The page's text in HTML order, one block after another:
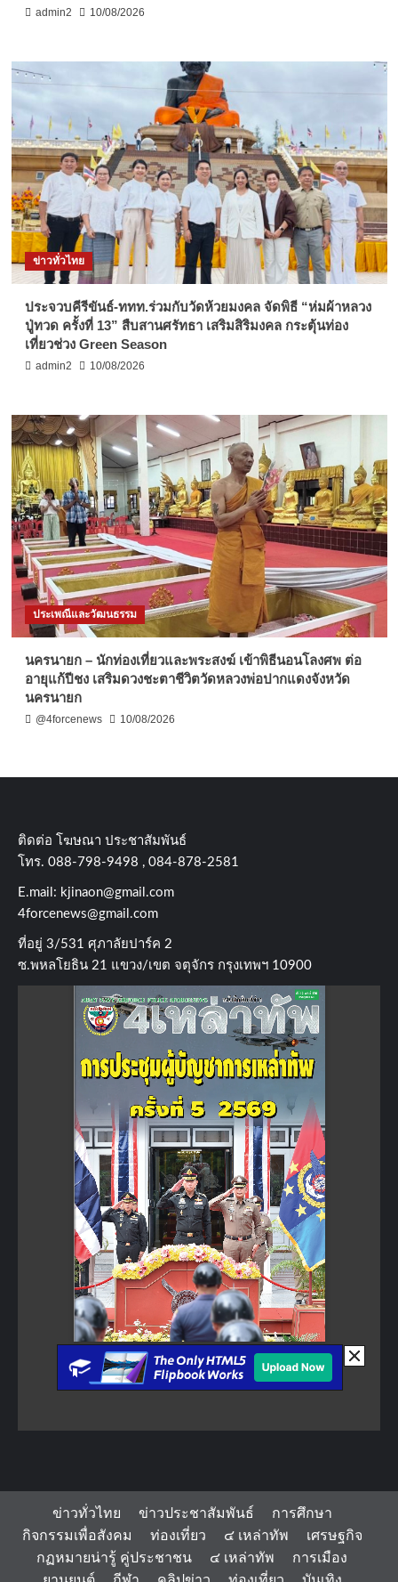
admin2 10/08/2026
ข่าวทั่วไทย
ประจวบคีรีขันธ์-ททท.ร่วมกับวัดห้วยมงคล จัดพิธี “ห่มผ้าหลวง
ปู่ทวด ครั้งที่ 13” สืบสานศรัทธา เสริมสิริมงคล กระตุ้นท่อง
เที่ยวช่วง Green Season
admin2 10/08/2026
ประเพณีและวัฒนธรรม
นครนายก – นักท่องเที่ยวและพระสงฆ์ เข้าพิธีนอนโลงศพ ต่อ
อายุแก้ปีชง เสริมดวงชะตาชีวิตวัดหลวงพ่อปากแดงจังหวัด
นครนายก
@4forcenews 10/08/2026
ติดต่อ​ โฆษณา​ ประชาสัมพันธ์
โทร​. 088-798-9498 , 084-878-2581
E.mail: kjinaon@gmail.com
4forcenews@gmail.com
ที่อยู่​ 3/531​ ศุภาลัยปาร์ค​ 2
ซ.พหลโยธิน​ 21​ แขวง/เขต​ จตุจักร​ กรุงเทพฯ 10900
ข่าวทั่วไทย ข่าวประชาสัมพันธ์
การศึกษา
กิจกรรมเพื่อสังคม
ท่องเที่ยว ๔ เหล่าทัพ
เศรษฐกิจ
กฏหมายน่ารู้ คู่ประชาชน
๔ เหล่าทัพ
การเมือง